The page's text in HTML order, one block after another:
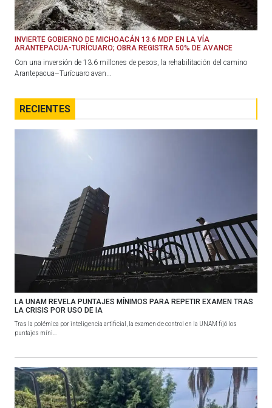
INVIERTE GOBIERNO DE MICHOACÁN 13.6 MDP EN LA VÍA
ARANTEPACUA-TURÍCUARO; OBRA REGISTRA 50% DE AVANCE
Con una inversión de 13.6 millones de pesos, la rehabilitación del camino
Arantepacua–Turícuaro avan...
RECIENTES
LA UNAM REVELA PUNTAJES MÍNIMOS PARA REPETIR EXAMEN TRAS
LA CRISIS POR USO DE IA
Tras la polémica por inteligencia artificial, la examen de control en la UNAM fijó los
puntajes míni...